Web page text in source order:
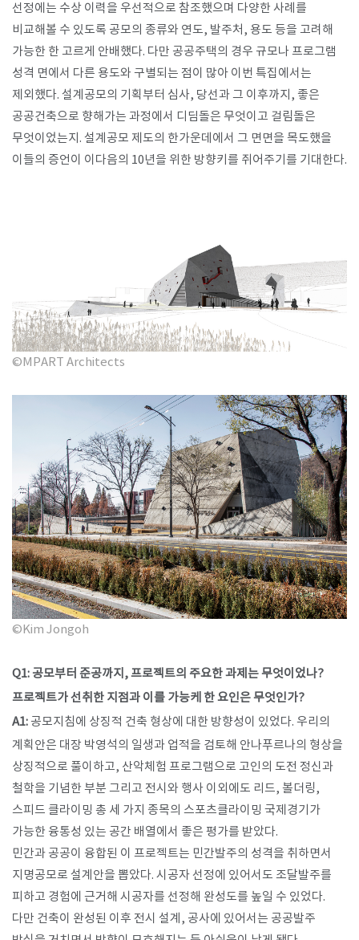
선정에는 수상 이력을 우선적으로 참조했으며 다양한 사례를
비교해볼 수 있도록 공모의 종류와 연도, 발주처, 용도 등을 고려해
가능한 한 고르게 안배했다. 다만 공공주택의 경우 규모나 프로그램
성격 면에서 다른 용도와 구별되는 점이 많아 이번 특집에서는
제외했다. 설계공모의 기획부터 심사, 당선과 그 이후까지, 좋은
공공건축으로 향해가는 과정에서 디딤돌은 무엇이고 걸림돌은
무엇이었는지. 설계공모 제도의 한가운데에서 그 면면을 목도했을
이들의 증언이 이다음의 10년을 위한 방향키를 쥐어주기를 기대한다.
©MPART Architects
©Kim Jongoh
Q1: 공모부터 준공까지, 프로젝트의 주요한 과제는 무엇이었나?
프로젝트가 선취한 지점과 이를 가능케 한 요인은 무엇인가?
A1: 공모지침에 상징적 건축 형상에 대한 방향성이 있었다. 우리의
계획안은 대장 박영석의 일생과 업적을 검토해 안나푸르나의 형상을
상징적으로 풀이하고, 산악체험 프로그램으로 고인의 도전 정신과
철학을 기념한 부분 그리고 전시와 행사 이외에도 리드, 볼더링,
스피드 클라이밍 총 세 가지 종목의 스포츠클라이밍 국제경기가
가능한 융통성 있는 공간 배열에서 좋은 평가를 받았다.
민간과 공공이 융합된 이 프로젝트는 민간발주의 성격을 취하면서
지명공모로 설계안을 뽑았다. 시공자 선정에 있어서도 조달발주를
피하고 경험에 근거해 시공자를 선정해 완성도를 높일 수 있었다.
다만 건축이 완성된 이후 전시 설계, 공사에 있어서는 공공발주